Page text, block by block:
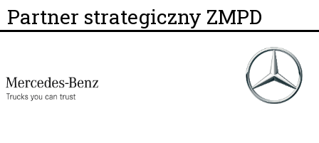
Partner strategiczny ZMPD